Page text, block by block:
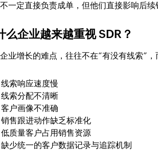
一定直接负责成单，但他们直接影响后续
么企业越来越重视 SDR？
业增长的难点，往往不在“有没有线索”，
线索响应速度慢
线索分配不清晰
客户画像不准确
销售跟进动作缺乏标准化
低质量客户占用销售资源
缺少统一的客户数据记录与追踪机制